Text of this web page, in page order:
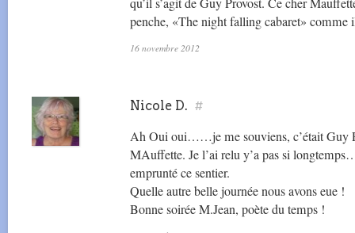
penche, «The night falling cabaret» comme
16 novembre 2012
Nicole D. #
Ah Oui oui……je me souviens, c’était Guy
MAuffette. Je l’ai relu y’a pas si
emprunté ce sentier.
Quelle autre belle journée nous avons eue !
Bonne soirée M.Jean, poète du temps !